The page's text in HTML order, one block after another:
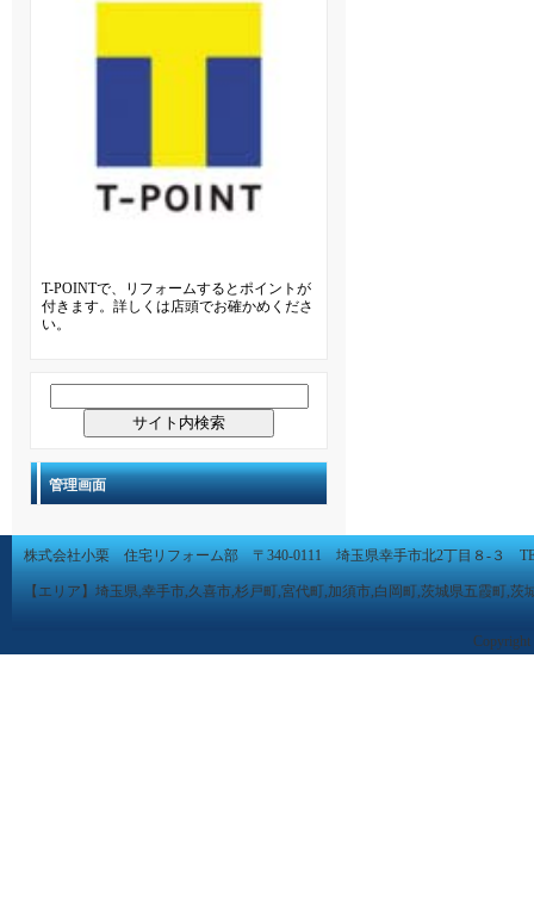
T-POINTで、リフォームするとポイントが
付きます。詳しくは店頭でお確かめくださ
い。
管理画面
株式会社小栗 住宅リフォーム部 〒340-0111 埼玉県幸手市北2丁目８-３
【エリア】埼玉県,幸手市,久喜市,杉戸町,宮代町,加須市,白岡町,茨城県五霞町,茨